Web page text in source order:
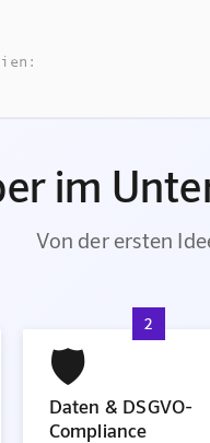
im
Von der ersten
2
🛡️
Daten & DSGVO-
Compliance